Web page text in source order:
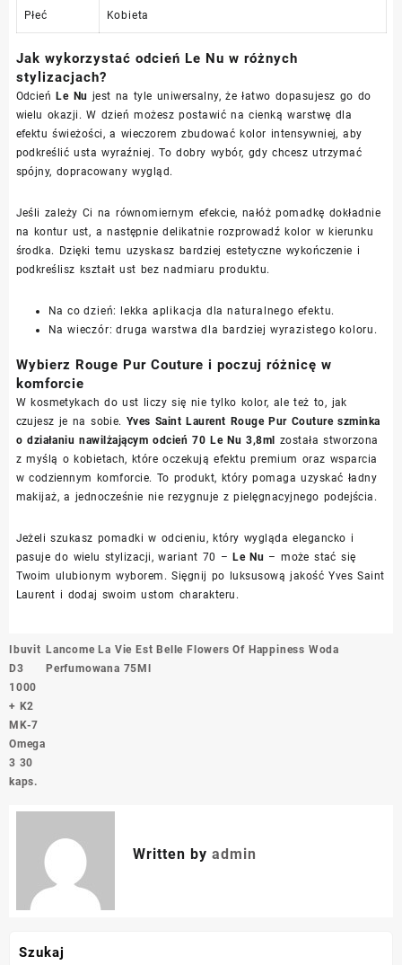
Płeć Kobieta
Jak wykorzystać odcień Le Nu w różnych
stylizacjach?
OdcieńLe Nu jest na tyle uniwersalny, że łatwo dopasujesz go do
wielu okazji. W dzień możesz postawić na cienką warstwę dla
efektu świeżości, a wieczorem zbudować kolor intensywniej, aby
podkreślić usta wyraźniej. To dobry wybór, gdy chcesz utrzymać
spójny, dopracowany wygląd.
Jeśli zależy Ci na równomiernym efekcie, nałóż pomadkę dokładnie
na kontur ust, a następnie delikatnie rozprowadź kolor w kierunku
środka. Dzięki temu uzyskasz bardziej estetyczne wykończenie i
podkreślisz kształt ust bez nadmiaru produktu.
Na co dzień: lekka aplikacja dla naturalnego efektu.
Na wieczór: druga warstwa dla bardziej wyrazistego koloru.
Wybierz Rouge Pur Couture i poczuj różnicę w
komforcie
W kosmetykach do ust liczy się nie tylko kolor, ale też to, jak
czujesz je na sobie. Yves Saint Laurent Rouge Pur Couture szminka
o działaniu nawilżającym odcień 70 Le Nu 3,8ml została stworzona
z myślą o kobietach, które oczekują efektu premium oraz wsparcia
w codziennym komforcie. To produkt, który pomaga uzyskać ładny
makijaż, a jednocześnie nie rezygnuje z pielęgnacyjnego podejścia.
Jeżeli szukasz pomadki w odcieniu, który wygląda elegancko i
pasuje do wielu stylizacji, wariant 70 –Le Nu – może stać się
Twoim ulubionym wyborem. Sięgnij po luksusową jakość Yves Saint
Laurent i dodaj swoim ustom charakteru.
Nawigacja
wpisu
Ibuvit
D3
1000
+ K2
MK-7
Omega
3 30
kaps.
Lancome La Vie Est Belle Flowers Of Happiness Woda
Perfumowana 75Ml
Written by admin
Szukaj